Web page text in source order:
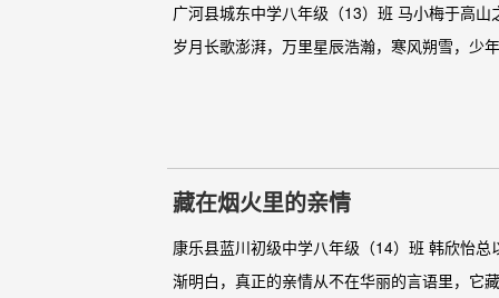
广河县城东中学八年级（13）班 马小梅于高
岁月长歌澎湃，万里星辰浩瀚，寒风朔雪，少
藏在烟火里的亲情
康乐县蓝川初级中学八年级（14）班 韩欣怡
渐明白，真正的亲情从不在华丽的言语里，它